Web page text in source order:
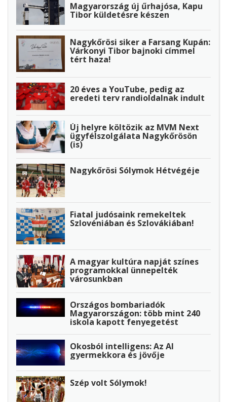
Magyarország új űrhajósa, Kapu
Tibor küldetésre készen
Nagykőrösi siker a Farsang Kupán:
Várkonyi Tibor bajnoki címmel
tért haza!
20 éves a YouTube, pedig az
eredeti terv randioldalnak indult
Új helyre költözik az MVM Next
ügyfélszolgálata Nagykőrösön
(is)
Nagykőrösi Sólymok Hétvégéje
Fiatal judósaink remekeltek
Szlovéniában és Szlovákiában!
A magyar kultúra napját színes
programokkal ünnepelték
városunkban
Országos bombariadók
Magyarországon: több mint 240
iskola kapott fenyegetést
Okosból intelligens: Az AI
gyermekkora és jövője
Szép volt Sólymok!